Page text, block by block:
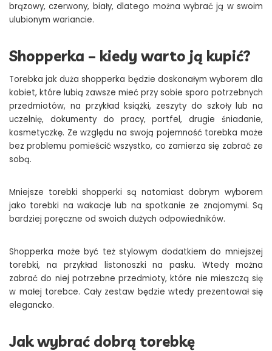
brązowy, czerwony, biały, dlatego można wybrać ją w swoim
ulubionym wariancie.
Shopperka – kiedy warto ją kupić?
Torebka jak duża shopperka będzie doskonałym wyborem dla
kobiet, które lubią zawsze mieć przy sobie sporo potrzebnych
przedmiotów, na przykład książki, zeszyty do szkoły lub na
uczelnię, dokumenty do pracy, portfel, drugie śniadanie,
kosmetyczkę. Ze względu na swoją pojemność torebka może
bez problemu pomieścić wszystko, co zamierza się zabrać ze
sobą.
Mniejsze torebki shopperki są natomiast dobrym wyborem
jako torebki na wakacje lub na spotkanie ze znajomymi. Są
bardziej poręczne od swoich dużych odpowiedników.
Shopperka może być też stylowym dodatkiem do mniejszej
torebki, na przykład listonoszki na pasku. Wtedy można
zabrać do niej potrzebne przedmioty, które nie mieszczą się
w małej torebce. Cały zestaw będzie wtedy prezentował się
elegancko.
Jak wybrać dobrą torebkę